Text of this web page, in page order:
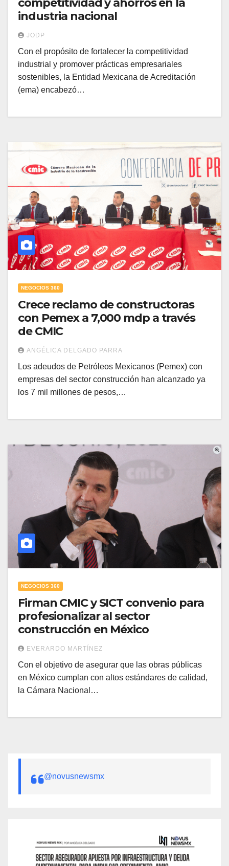
industria nacional
JODP
Con el propósito de fortalecer la competitividad
industrial y promover prácticas empresariales
sostenibles, la Entidad Mexicana de Acreditación
(ema) encabezó…
NEGOCIOS 360
Crece reclamo de constructoras
con Pemex a 7,000 mdp a través
de CMIC
ANGÉLICA DELGADO PARRA
Los adeudos de Petróleos Mexicanos (Pemex) con
empresas del sector construcción han alcanzado ya
los 7 mil millones de pesos,…
NEGOCIOS 360
Firman CMIC y SICT convenio para
profesionalizar al sector
construcción en México
EVERARDO MARTÍNEZ
Con el objetivo de asegurar que las obras públicas
en México cumplan con altos estándares de calidad,
la Cámara Nacional…
@novusnewsmx